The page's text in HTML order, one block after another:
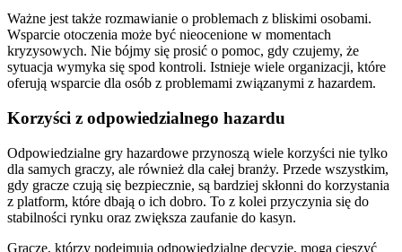
Ważne jest także rozmawianie o problemach z bliskimi osobami.
Wsparcie otoczenia może być nieocenione w momentach
kryzysowych. Nie bójmy się prosić o pomoc, gdy czujemy, że
sytuacja wymyka się spod kontroli. Istnieje wiele organizacji, które
oferują wsparcie dla osób z problemami związanymi z hazardem.
Korzyści z odpowiedzialnego hazardu
Odpowiedzialne gry hazardowe przynoszą wiele korzyści nie tylko
dla samych graczy, ale również dla całej branży. Przede wszystkim,
gdy gracze czują się bezpiecznie, są bardziej skłonni do korzystania
z platform, które dbają o ich dobro. To z kolei przyczynia się do
stabilności rynku oraz zwiększa zaufanie do kasyn.
Gracze, którzy podejmują odpowiedzialne decyzje, mogą cieszyć